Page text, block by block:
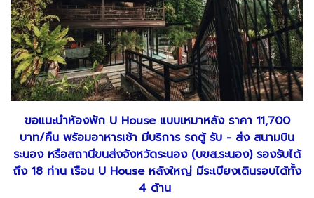
ขอแนะนำห้องพัก U House แบบเหมาหลัง ราคา 11,700
บาท/คืน พร้อมอาหารเช้า มีบริการ รถตู้ รับ - ส่ง สนามบิน
ระนอง หรือสถานีขนส่งจังหวัดระนอง (บขส.ระนอง) รองรับได้
ถึง 18 ท่าน เรือน U House หลังใหญ่ มีระเบียงเดินรอบได้ทั้ง
4 ด้าน